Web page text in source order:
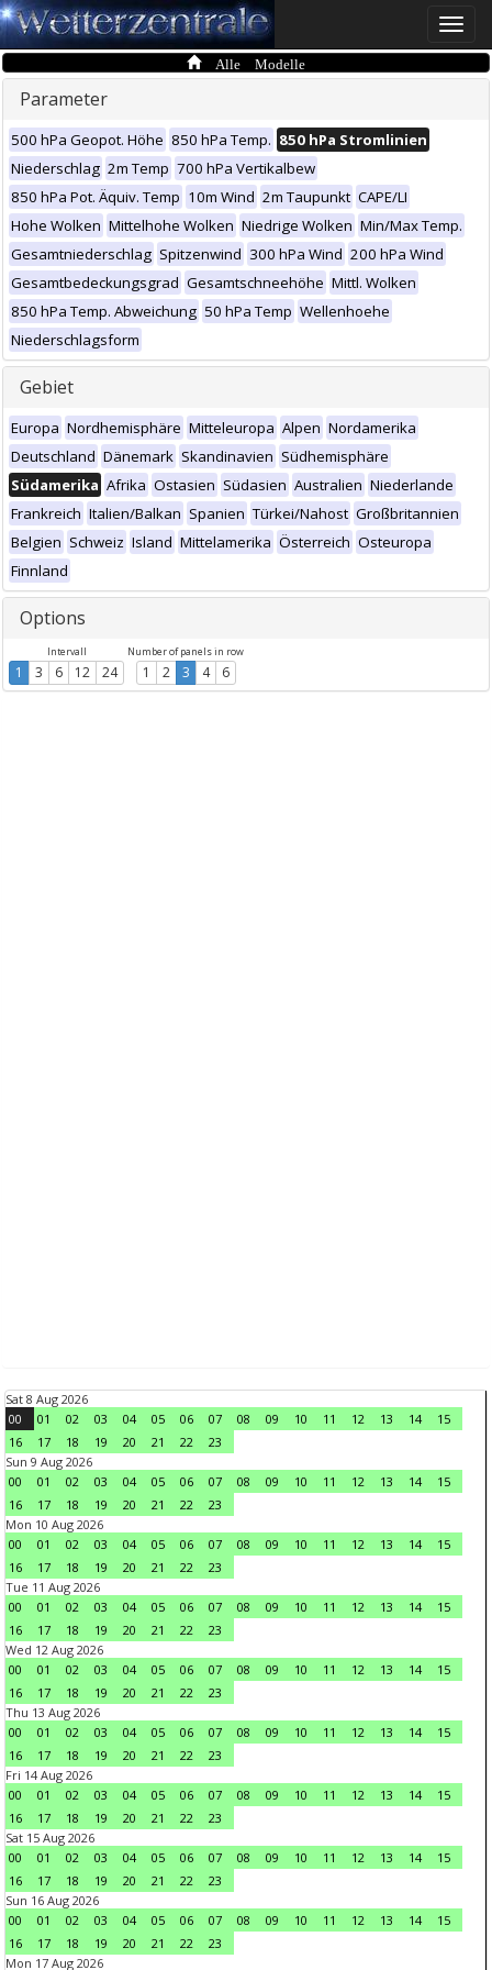
Toggle
Alle Modelle
Parameter
500 hPa Geopot. Höhe 850 hPa Temp. 850 hPa Stromlinien
Niederschlag 2m Temp 700 hPa Vertikalbew
850 hPa Pot. Äquiv. Temp 10m Wind 2m Taupunkt CAPE/LI
Hohe Wolken Mittelhohe Wolken Niedrige Wolken Min/Max Temp.
Gesamtniederschlag Spitzenwind 300 hPa Wind 200 hPa Wind
Gesamtbedeckungsgrad Gesamtschneehöhe Mittl. Wolken
850 hPa Temp. Abweichung 50 hPa Temp Wellenhoehe
Niederschlagsform
Gebiet
Europa Nordhemisphäre Mitteleuropa Alpen Nordamerika
Deutschland Dänemark Skandinavien Südhemisphäre
Südamerika Afrika Ostasien Südasien Australien Niederlande
Frankreich Italien/Balkan Spanien Türkei/Nahost Großbritannien
Belgien Schweiz Island Mittelamerika Österreich Osteuropa
Finnland
Options
Intervall
1 3 6 12 24
Number of panels in row
1 2 3 4 6
Sat 8 Aug 2026
00
01 02 03 04 05 06 07 08 09 10 11 12 13 14
15
16
17 18 19 20 21 22
23
Sun 9 Aug 2026
00
01 02 03 04 05 06 07 08 09 10 11 12 13 14
15
16
17 18 19 20 21 22
23
Mon 10 Aug 2026
00
01 02 03 04 05 06 07 08 09 10 11 12 13 14
15
16
17 18 19 20 21 22
23
Tue 11 Aug 2026
00
01 02 03 04 05 06 07 08 09 10 11 12 13 14
15
16
17 18 19 20 21 22
23
Wed 12 Aug 2026
00
01 02 03 04 05 06 07 08 09 10 11 12 13 14
15
16
17 18 19 20 21 22
23
Thu 13 Aug 2026
00
01 02 03 04 05 06 07 08 09 10 11 12 13 14
15
16
17 18 19 20 21 22
23
Fri 14 Aug 2026
00
01 02 03 04 05 06 07 08 09 10 11 12 13 14
15
16
17 18 19 20 21 22
23
Sat 15 Aug 2026
00
01 02 03 04 05 06 07 08 09 10 11 12 13 14
15
16
17 18 19 20 21 22
23
Sun 16 Aug 2026
00
01 02 03 04 05 06 07 08 09 10 11 12 13 14
15
16
17 18 19 20 21 22
23
Mon 17 Aug 2026